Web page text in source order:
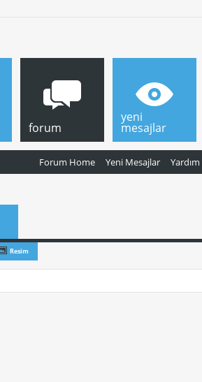
forum
Forum Home Yeni Mesajlar Yardım
yeni
mesajlar
Resim